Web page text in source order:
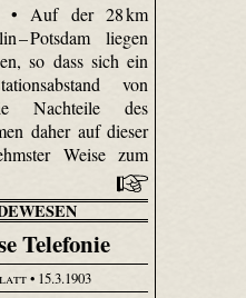
• Auf der 28 km
–Potsdam liegen
so dass sich ein
von
Nachteile des
daher auf dieser
Weise zum
Telefonie
• 15.3.1903